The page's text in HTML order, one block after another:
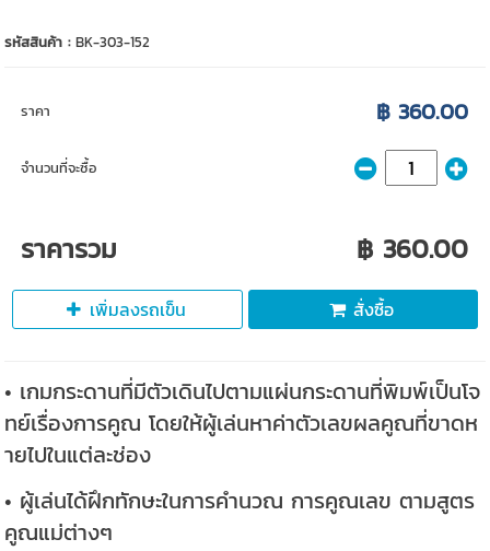
รหัสสินค้า :BK-303-152
ราคา ฿ 360.00
จำนวนที่จะซื้อ
ราคารวม ฿ 360.00
เพิ่มลงรถเข็น สั่งซื้อ
• เกมกระดานที่มีตัวเดินไปตามแผ่นกระดานที่พิมพ์เป็นโจ
ทย์เรื่องการคูณ โดยให้ผู้เล่นหาค่าตัวเลขผลคูณที่ขาดห
ายไปในแต่ละช่อง
• ผู้เล่นได้ฝึกทักษะในการคำนวณ การคูณเลข ตามสูตร
คูณแม่ต่างๆ